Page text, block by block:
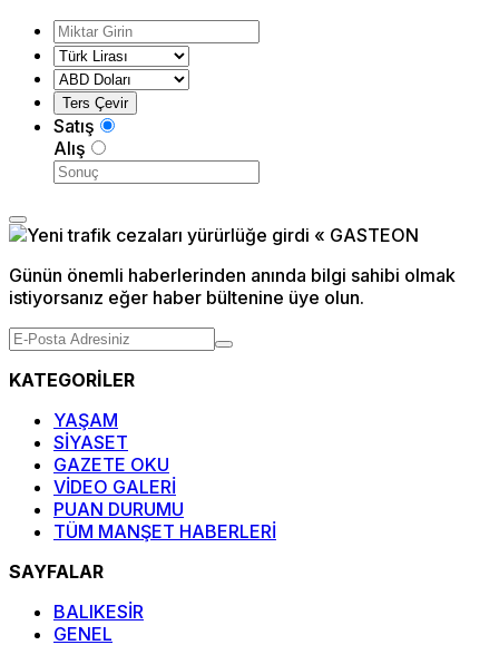
Satış
Alış
Günün önemli haberlerinden anında bilgi sahibi olmak
istiyorsanız eğer haber bültenine üye olun.
KATEGORİLER
YAŞAM
SİYASET
GAZETE OKU
VİDEO GALERİ
PUAN DURUMU
TÜM MANŞET HABERLERİ
SAYFALAR
BALIKESİR
GENEL